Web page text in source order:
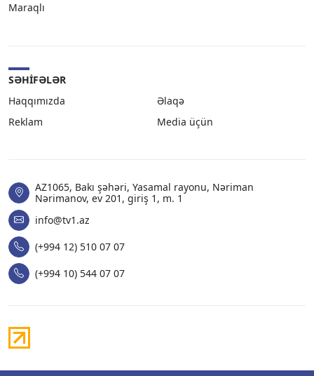
Maraqlı
SƏHIFƏLƏR
Haqqımızda
Əlaqə
Reklam
Media üçün
AZ1065, Bakı şəhəri, Yasamal rayonu, Nəriman
Nərimanov, ev 201, giriş 1, m. 1
info@tv1.az
(+994 12) 510 07 07
(+994 10) 544 07 07